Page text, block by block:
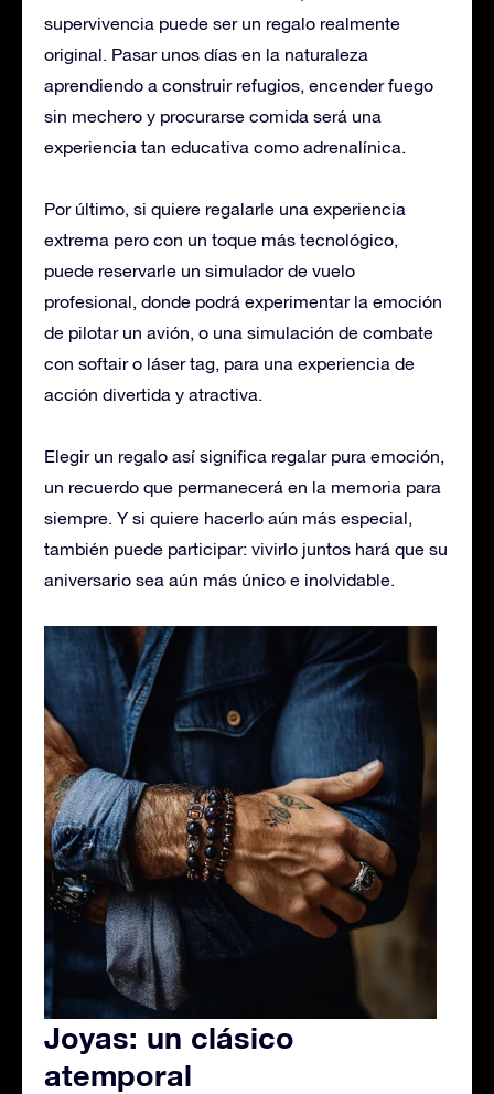
supervivencia puede ser un regalo realmente
original. Pasar unos días en la naturaleza
aprendiendo a construir refugios, encender fuego
sin mechero y procurarse comida será una
experiencia tan educativa como adrenalínica.
Por último, si quiere regalarle una experiencia
extrema pero con un toque más tecnológico,
puede reservarle un simulador de vuelo
profesional, donde podrá experimentar la emoción
de pilotar un avión, o una simulación de combate
con softair o láser tag, para una experiencia de
acción divertida y atractiva.
Elegir un regalo así significa regalar pura emoción,
un recuerdo que permanecerá en la memoria para
siempre. Y si quiere hacerlo aún más especial,
también puede participar: vivirlo juntos hará que su
aniversario sea aún más único e inolvidable.
Joyas: un clásico
atemporal